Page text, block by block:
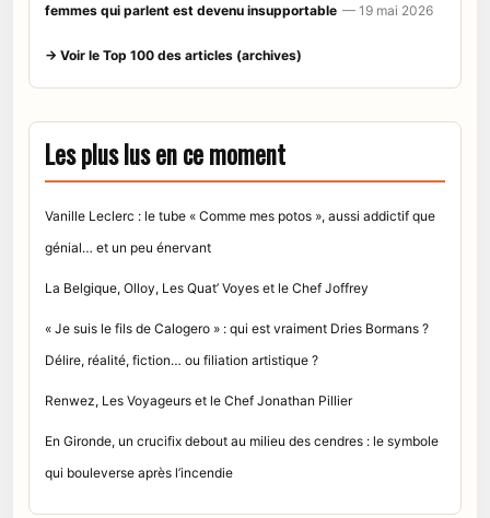
femmes qui parlent est devenu insupportable — 19 mai 2026
→ Voir le Top 100 des articles (archives)
Les plus lus en ce moment
Vanille Leclerc : le tube « Comme mes potos », aussi addictif que
génial… et un peu énervant
La Belgique, Olloy, Les Quat’ Voyes et le Chef Joffrey
« Je suis le fils de Calogero » : qui est vraiment Dries Bormans ?
Délire, réalité, fiction… ou filiation artistique ?
Renwez, Les Voyageurs et le Chef Jonathan Pillier
En Gironde, un crucifix debout au milieu des cendres : le symbole
qui bouleverse après l’incendie